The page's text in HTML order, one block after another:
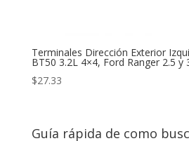
Terminales Dirección Exterior
BT50 3.2L 4×4, Ford Ranger 2.5 y
$27.33
Guía rápida de como